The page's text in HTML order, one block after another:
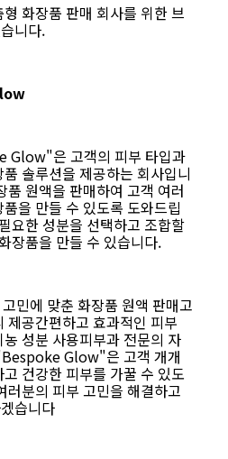
화장품 판매 회사를 위한 브
니다.
Glow"은 고객의 피부 타입과
솔루션을 제공하는 회사입니
품 원액을 판매하여 고객 여러
을 만들 수 있도록 도와드립
요한 성분을 선택하고 조합할
장품을 만들 수 있습니다.
민에 맞춘 화장품 원액 판매고
제공간편하고 효과적인 피부
성분 사용피부과 전문의 자
Glow"은 고객 개개
건강한 피부를 가꿀 수 있도
러분의 피부 고민을 해결하고
습니다